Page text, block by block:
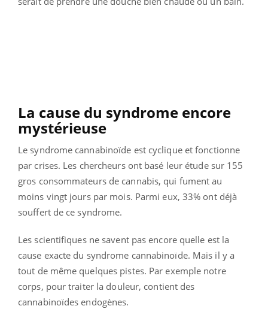
La cause du syndrome encore
mystérieuse
Le syndrome cannabinoïde est cyclique et fonctionne
par crises. Les chercheurs ont basé leur étude sur 155
gros consommateurs de cannabis, qui fument au
moins vingt jours par mois. Parmi eux, 33% ont déjà
souffert de ce syndrome.
Les scientifiques ne savent pas encore quelle est la
cause exacte du syndrome cannabinoïde. Mais il y a
tout de même quelques pistes. Par exemple notre
corps, pour traiter la douleur, contient des
cannabinoïdes endogènes.